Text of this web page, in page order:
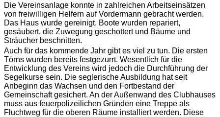
Die Vereinsanlage konnte in zahlreichen Arbeitseinsätzen
von freiwilligen Helfern auf Vordermann gebracht werden.
Das Haus wurde gereinigt. Boote wurden repariert,
gesäubert, die Zuwegung geschottert und Bäume und
Sträucher beschnitten.
Auch für das kommende Jahr gibt es viel zu tun. Die ersten
Törns wurden bereits festgezurrt. Wesentlich für die
Entwicklung des Vereins wird jedoch die Durchführung der
Segelkurse sein. Die seglerische Ausbildung hat seit
Anbeginn das Wachsen und den Fortbestand der
Gemeinschaft gesichert. An der Außenwand des Clubhauses
muss aus feuerpolizeilichen Gründen eine Treppe als
Fluchtweg für die oberen Räume installiert werden. Diese